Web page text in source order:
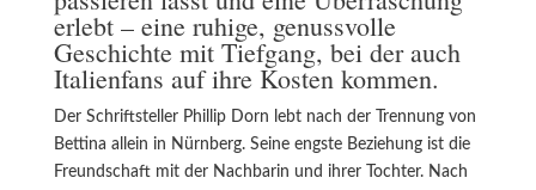
erlebt – eine ruhige, genussvolle
Geschichte mit Tiefgang, bei der auch
Italienfans auf ihre Kosten kommen.
Der Schriftsteller Phillip Dorn lebt nach der Trennung von
Bettina allein in Nürnberg. Seine engste Beziehung ist die
Freundschaft mit der Nachbarin und ihrer Tochter. Nach